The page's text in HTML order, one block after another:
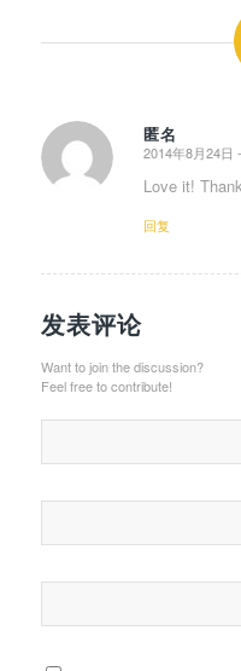
匿名
says:
2014年8月24日
Love it!
回复
发表评论
Want to join the discussion?
Feel free to contribute!